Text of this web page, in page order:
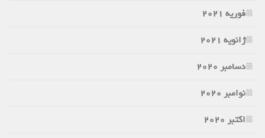
فوریه 2021
ژانویه 2021
دسامبر 2020
نوامبر 2020
اکتبر 2020